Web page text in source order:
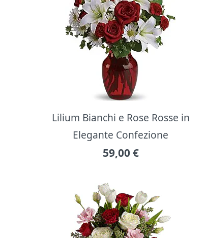
Lilium Bianchi e Rose Rosse in
Elegante Confezione
59,00 €